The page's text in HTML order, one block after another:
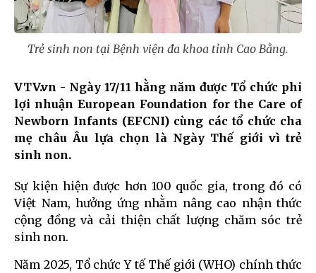
Trẻ sinh non tại Bệnh viện đa khoa tỉnh Cao Bằng.
VTV.vn - Ngày 17/11 hằng năm được Tổ chức phi
lợi nhuận European Foundation for the Care of
Newborn Infants (EFCNI) cùng các tổ chức cha
mẹ châu Âu lựa chọn là Ngày Thế giới vì trẻ
sinh non.
Sự kiện hiện được hơn 100 quốc gia, trong đó có
Việt Nam, hưởng ứng nhằm nâng cao nhận thức
cộng đồng và cải thiện chất lượng chăm sóc trẻ
sinh non.
Năm 2025, Tổ chức Y tế Thế giới (WHO) chính thức